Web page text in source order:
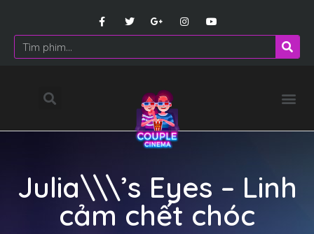
Julia\\\’s Eyes – Linh
cảm chết chóc